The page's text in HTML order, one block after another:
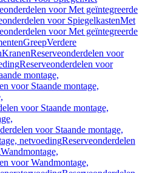
voor Met geïntegreerde
voor SpiegelkastenMet
voor Met geïntegreerde
GreepVerdere
KranenReserveonderdelen voor
Reserveonderdelen voor
montage,
voor Staande montage,
voor Staande montage,
voor Staande montage,
netvoedingReserveonderdelen
Wandmontage,
voor Wandmontage,